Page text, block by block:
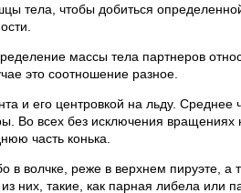
тела, чтобы добиться
массы тела партнеров
это соотношение разное.
и его центровкой на льду.
Во всех без исключения вращениях
часть конька.
волчке, реже в верхнем пируэте, а
них, такие, как парная либела или